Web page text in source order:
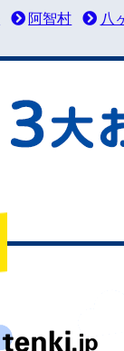
阿智村 八